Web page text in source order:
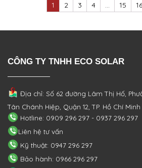
1 2 3 4 … 15 16
CÔNG TY TNHH ECO SOLAR
Địa chỉ: Số 62 đường Lâm Thị Hố,
Tân Chánh Hiệp, Quận 12, TP. Hồ Chí Minh
Hotline: 0909 296 297 - 0937 296 297
Liên hệ tư vấn
Kỹ thuật: 0947 296 297
Bảo hành: 0966 296 297